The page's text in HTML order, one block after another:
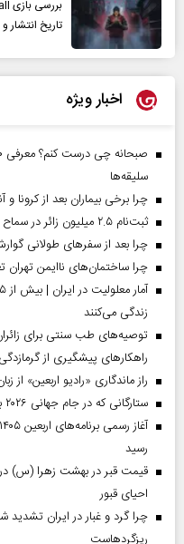
تاریخ انتشار
اخبار ویژه
سلیقه‌ها
چرا برخی بیماران بعد از کرونا و
ثبت‌نام ۲.۵ میلیون زائر در سماح | عبور ۱.۷ میلیون نفر از مرز‌های اربعین
چرا بعد از سفرهای طولانی
چرا ساختمان‌های ناایمن
زندگی می‌کنند
توصیه‌های طب سنتی برای
راهکارهای پیشگیری از گرمازدگی
راز ماندگاری «رادیو اربعین»
ستارگانی که در جام جهانی ۲۰۲۶ بازی نکردند
رسید
احیای قبور
چرا گرد و غبار در ایران تشدید
ریزگردهاست